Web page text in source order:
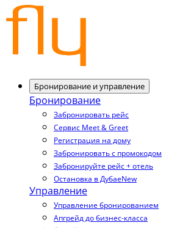
Бронирование и управление
Бронирование
Забронировать рейс
Сервис Meet & Greet
Регистрация на дому
Забронировать с промокодом
Забронируйте рейс + отель
Остановка в ДубаеNew
Управление
Управление бронированием
Апгрейд до бизнес-класса